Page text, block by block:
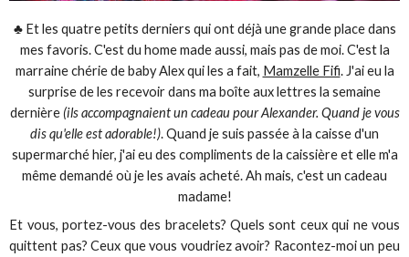
♣ Et les quatre petits derniers qui ont déjà une grande place dans
mes favoris. C'est du home made aussi, mais pas de moi. C'est la
marraine chérie de baby Alex qui les a fait, Mamzelle Fifi. J'ai eu la
surprise de les recevoir dans ma boîte aux lettres la semaine
dernière(ils accompagnaient un cadeau pour Alexander. Quand je vous
dis qu'elle est adorable!). Quand je suis passée à la caisse d'un
supermarché hier, j'ai eu des compliments de la caissière et elle m'a
même demandé où je les avais acheté. Ah mais, c'est un cadeau
madame!
Et vous, portez-vous des bracelets? Quels sont ceux qui ne vous
quittent pas? Ceux que vous voudriez avoir? Racontez-moi un peu